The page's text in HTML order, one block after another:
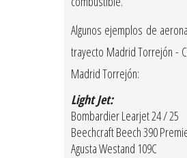
Algunos ejemplos de
trayecto Madrid Torrejón -
Madrid Torrejón:
Light Jet:
Bombardier Learjet 24 / 25
Beechcraft Beech 390
Agusta Westand 109C